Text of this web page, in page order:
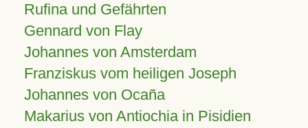
Rufina und Gefährten
Gennard von Flay
Johannes von Amsterdam
Franziskus vom heiligen Joseph
Johannes von Ocaña
Makarius von Antiochia in Pisidien